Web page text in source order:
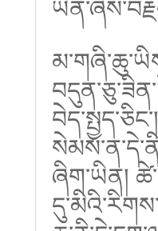
ཞིག་ཡིན།